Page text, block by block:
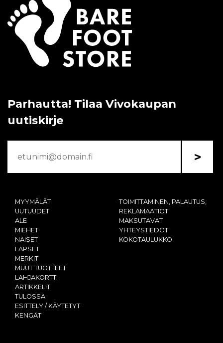
Parhautta! Tilaa Vivokaupan
uutiskirje
>
MYYMÄLÄT
UUTUUDET
ALE
MIEHET
NAISET
LAPSET
MERKIT
MUUT TUOTTEET
LAHJAKORTTI
ARTIKKELIT
TULOSSA
ESITTELY / KÄYTETYT
KENGÄT
TOIMITTAMINEN, PALAUTUS,
REKLAMAATIOT
MAKSUTAVAT
YHTEYSTIEDOT
KOKOTAULUKKO